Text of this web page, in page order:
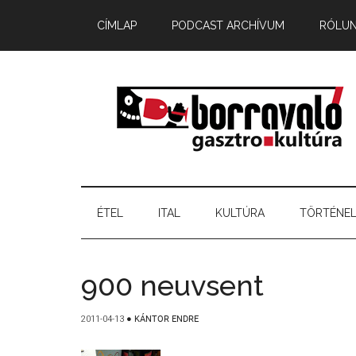
CÍMLAP PODCAST ARCHÍVUM
ÉTEL ITAL KULTÚRA
900 neuvsent
2011-04-13 ● KÁNTOR ENDRE